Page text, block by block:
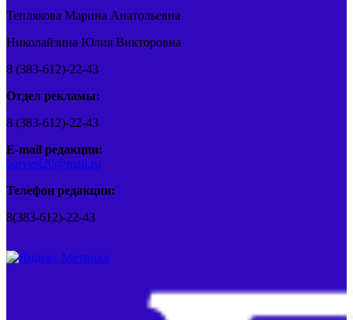
Теплякова Марина Анатольевна
Николайзина Юлия Викторовна
8 (383-612)-22-43
Отдел рекламы:
8 (383-612)-22-43
E-mail редакции:
barvest20@mail.ru
Телефон редакции:
8(383-612)-22-43